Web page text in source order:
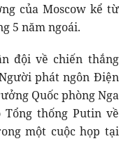
của Moscow kể từ
5 năm ngoái.
đội về chiến thắng
phát ngôn Điện
Quốc phòng Nga
Tổng thống Putin về
một cuộc họp tại